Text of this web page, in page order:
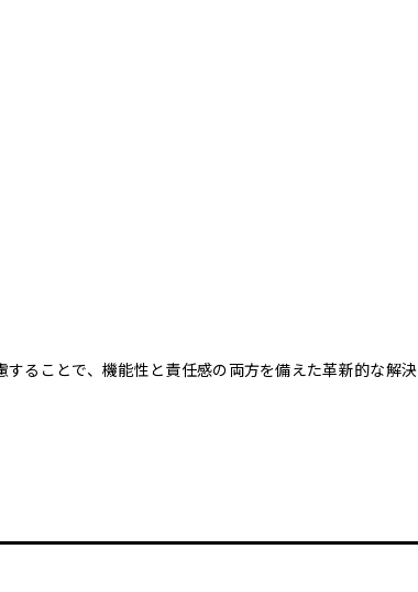
ることで、機能性と責任感の両方を備えた革新的な解決